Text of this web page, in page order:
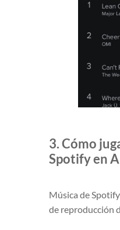
3. Cómo
Spotify en
Música de
de reproducción